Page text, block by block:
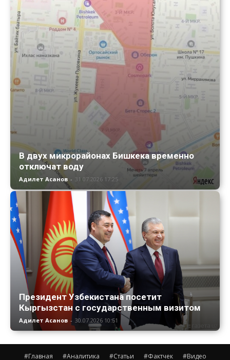
В двух микрорайонах Бишкека временно
отключат воду
Адилет Асанов - 31.07.2026 17:25
Президент Узбекистана посетит
Кыргызстан с государственным визитом
Адилет Асанов - 30.07.2026 10:51
#Главная #Аналитика #Статьи #Фактчек #Видео